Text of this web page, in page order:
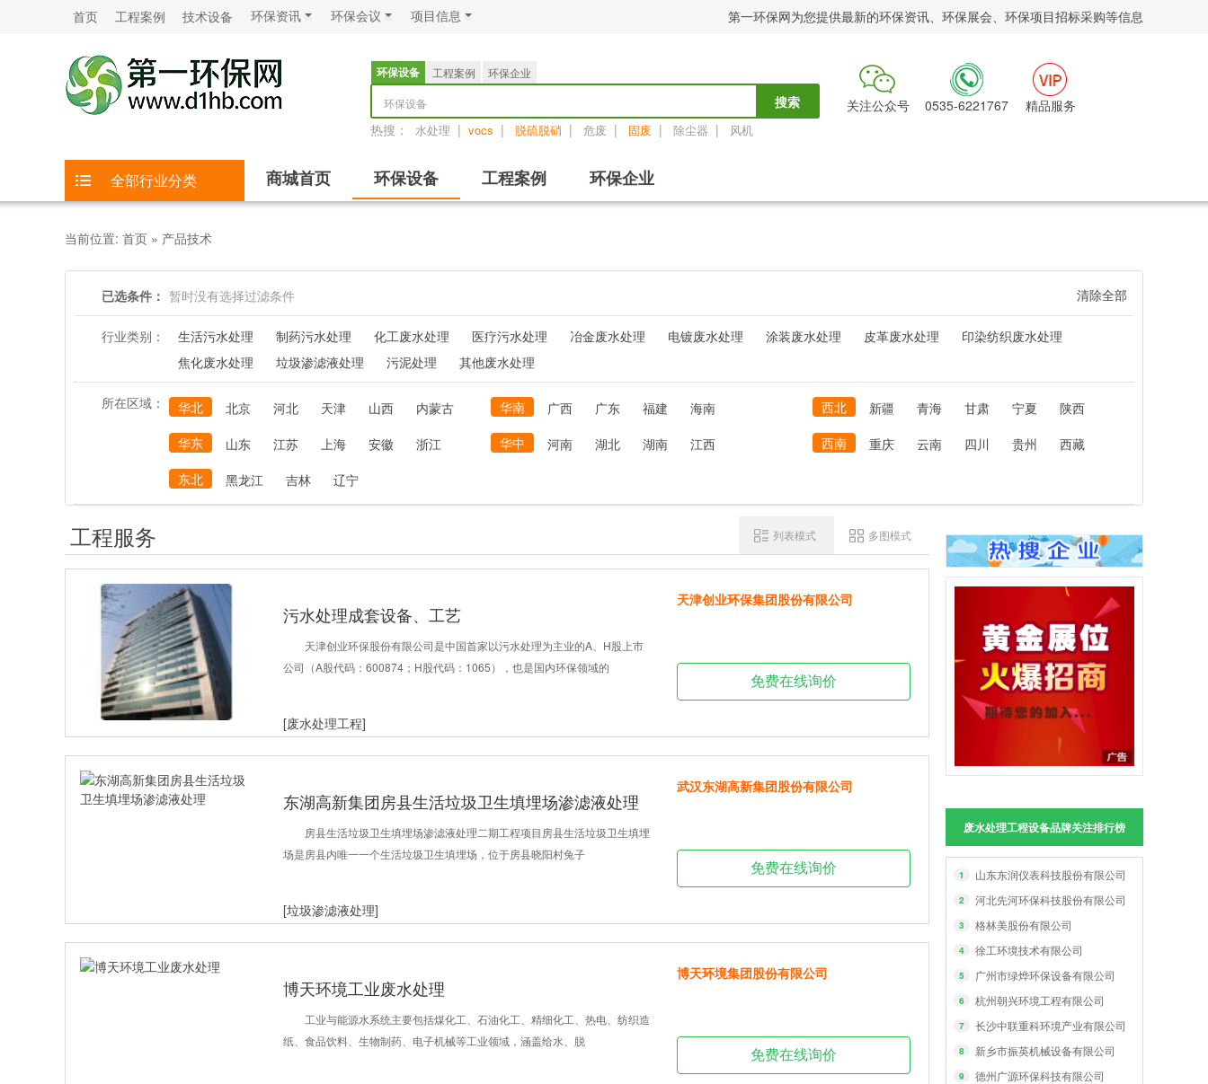
首页 工程案例 技术设备 环保资讯 环保会议 项目信息 第一环保网为您提供最新的环保资讯、环保展会、环保项目招标采购等信息
环保设备 工程案例
环保企业
环保设备
搜索
热搜： 水处理 | vocs | 脱硫脱硝 | 危废 | 固废 | 除尘器 | 风机
关注公众号 0535-6221767 精品服务
全部行业分类 商城首页 环保设备 工程案例 环保企业
当前位置: 首页 » 产品技术
已选条件： 暂时没有选择过滤条件 清除全部
行业类别： 生活污水处理 制药污水处理 化工废水处理 医疗污水处理 冶金废水处理 电镀废水处理 涂装废水处理 皮革废水处理
印染纺织废水处理
焦化废水处理
垃圾渗滤液处理 污泥处理 其他废水处理
所在区域： 华北 北京 河北 天津 山西 内蒙古 华南 广西 广东 福建 海南 西北 新疆 青海 甘肃 宁夏
陕西
华东
山东 江苏 上海 安徽 浙江 华中 河南 湖北 湖南 江西 西南 重庆 云南 四川 贵州
西藏
东北
黑龙江 吉林 辽宁
废水处理工程设备品牌关注排行榜
1 山东东润仪表科技股份有限公司
2 河北先河环保科技股份有限公司
3 格林美股份有限公司
4 徐工环境技术有限公司
5 广州市绿烨环保设备有限公司
6 杭州朝兴环境工程有限公司
7 长沙中联重科环境产业有限公司
8 新乡市振英机械设备有限公司
9 德州广源环保科技有限公司
工程服务 列表模式 多图模式
污水处理成套设备、工艺
天津创业环保股份有限公司是中国首家以污水处理为主业的A、H股上市
公司（A股代码：600874；H股代码：1065），也是国内环保领域的
[废水处理工程]
天津创业环保集团股份有限公司
免费在线询价
东湖高新集团房县生活垃圾卫生填埋场渗滤液处理
房县生活垃圾卫生填埋场渗滤液处理二期工程项目房县生活垃圾卫生填埋
场是房县内唯一一个生活垃圾卫生填埋场，位于房县晓阳村兔子
[垃圾渗滤液处理]
武汉东湖高新集团股份有限公司
免费在线询价
博天环境工业废水处理
工业与能源水系统主要包括煤化工、石油化工、精细化工、热电、纺织造
纸、食品饮料、生物制药、电子机械等工业领域，涵盖给水、脱
博天环境集团股份有限公司
免费在线询价